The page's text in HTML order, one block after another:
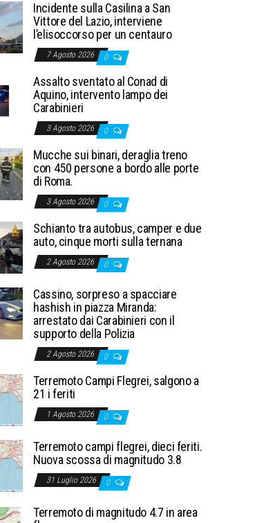
Incidente sulla Casilina a San
Vittore del Lazio, interviene
l’elisoccorso per un centauro
7 Agosto 2026 0
Assalto sventato al Conad di
Aquino, intervento lampo dei
Carabinieri
3 Agosto 2026 0
Mucche sui binari, deraglia treno
con 450 persone a bordo alle porte
di Roma.
3 Agosto 2026 0
Schianto tra autobus, camper e due
auto, cinque morti sulla ternana
2 Agosto 2026 0
Cassino, sorpreso a spacciare
hashish in piazza Miranda:
arrestato dai Carabinieri con il
supporto della Polizia
2 Agosto 2026 0
Terremoto Campi Flegrei, salgono a
21 i feriti
1 Agosto 2026 0
Terremoto campi flegrei, dieci feriti.
Nuova scossa di magnitudo 3.8
31 Luglio 2026 0
Terremoto di magnitudo 4.7 in area